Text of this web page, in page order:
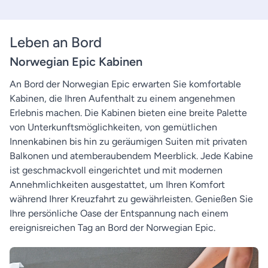
Leben an Bord
Norwegian Epic Kabinen
An Bord der Norwegian Epic erwarten Sie komfortable
Kabinen, die Ihren Aufenthalt zu einem angenehmen
Erlebnis machen. Die Kabinen bieten eine breite Palette
von Unterkunftsmöglichkeiten, von gemütlichen
Innenkabinen bis hin zu geräumigen Suiten mit privaten
Balkonen und atemberaubendem Meerblick. Jede Kabine
ist geschmackvoll eingerichtet und mit modernen
Annehmlichkeiten ausgestattet, um Ihren Komfort
während Ihrer Kreuzfahrt zu gewährleisten. Genießen Sie
Ihre persönliche Oase der Entspannung nach einem
ereignisreichen Tag an Bord der Norwegian Epic.